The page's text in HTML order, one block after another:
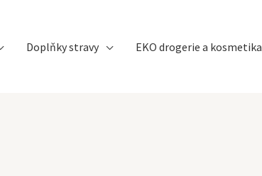
Doplňky stravy EKO drogerie a kosmetika